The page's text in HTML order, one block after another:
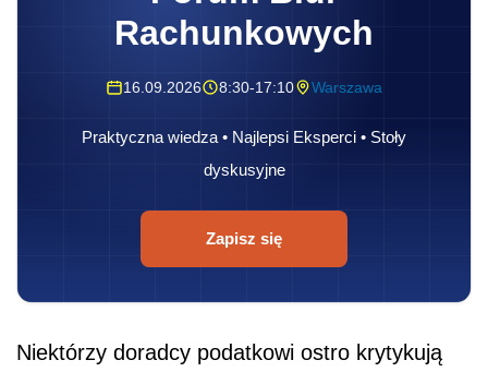
Rachunkowych
16.09.2026 8:30-17:10 Warszawa
Praktyczna wiedza • Najlepsi Eksperci • Stoły
dyskusyjne
Zapisz się
Niektórzy doradcy podatkowi ostro krytykują